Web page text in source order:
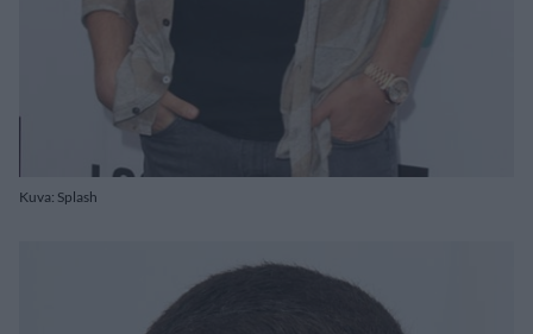
Kuva: Splash